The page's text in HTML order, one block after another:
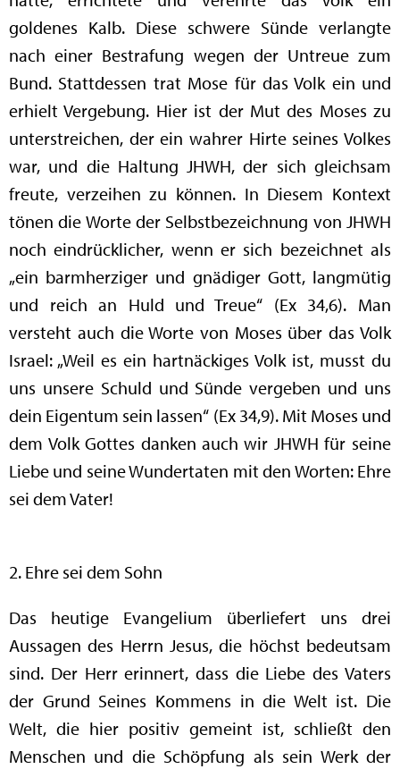
goldenes Kalb. Diese schwere Sünde verlangte
nach einer Bestrafung wegen der Untreue zum
Bund. Stattdessen trat Mose für das Volk ein und
erhielt Vergebung. Hier ist der Mut des Moses zu
unterstreichen, der ein wahrer Hirte seines Volkes
war, und die Haltung JHWH, der sich gleichsam
freute, verzeihen zu können. In Diesem Kontext
tönen die Worte der Selbstbezeichnung von JHWH
noch eindrücklicher, wenn er sich bezeichnet als
„ein barmherziger und gnädiger Gott, langmütig
und reich an Huld und Treue“ (Ex 34,6). Man
versteht auch die Worte von Moses über das Volk
Israel: „Weil es ein hartnäckiges Volk ist, musst du
uns unsere Schuld und Sünde vergeben und uns
dein Eigentum sein lassen“ (Ex 34,9). Mit Moses und
dem Volk Gottes danken auch wir JHWH für seine
Liebe und seine Wundertaten mit den Worten: Ehre
sei dem Vater!
2. Ehre sei dem Sohn
Das heutige Evangelium überliefert uns drei
Aussagen des Herrn Jesus, die höchst bedeutsam
sind. Der Herr erinnert, dass die Liebe des Vaters
der Grund Seines Kommens in die Welt ist. Die
Welt, die hier positiv gemeint ist, schließt den
Menschen und die Schöpfung als sein Werk der